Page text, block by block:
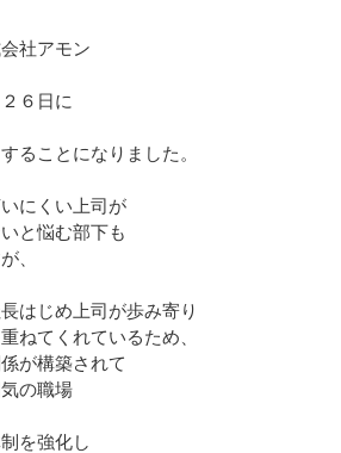
社アモン
６日に
ることになりました。
にくい上司が
と悩む部下も
、
はじめ上司が歩み寄り
ねてくれているため、
が構築されて
の職場
を強化し